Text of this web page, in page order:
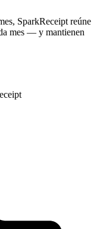
SparkReceipt reúne
mes — y mantienen